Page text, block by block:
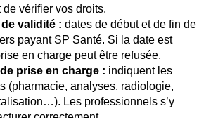
de vérifier vos droits.
validité : dates de début et de fin de
payant SP Santé. Si la date est
en charge peut être refusée.
prise en charge : indiquent les
(pharmacie, analyses, radiologie,
Les professionnels s’y